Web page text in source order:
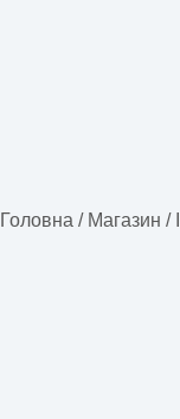
Головна / Магазин /